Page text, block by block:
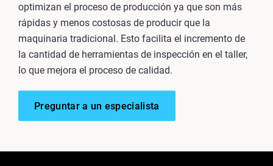
optimizan el proceso de producción ya que son más
rápidas y menos costosas de producir que la
maquinaria tradicional. Esto facilita el incremento de
la cantidad de herramientas de inspección en el taller,
lo que mejora el proceso de calidad.
Preguntar a un especialista